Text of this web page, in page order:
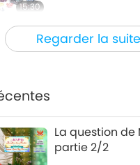
Regarder la suite
15:30
: notre foyer aimant
15:47
Les algues : les
La question de
partie 2/2